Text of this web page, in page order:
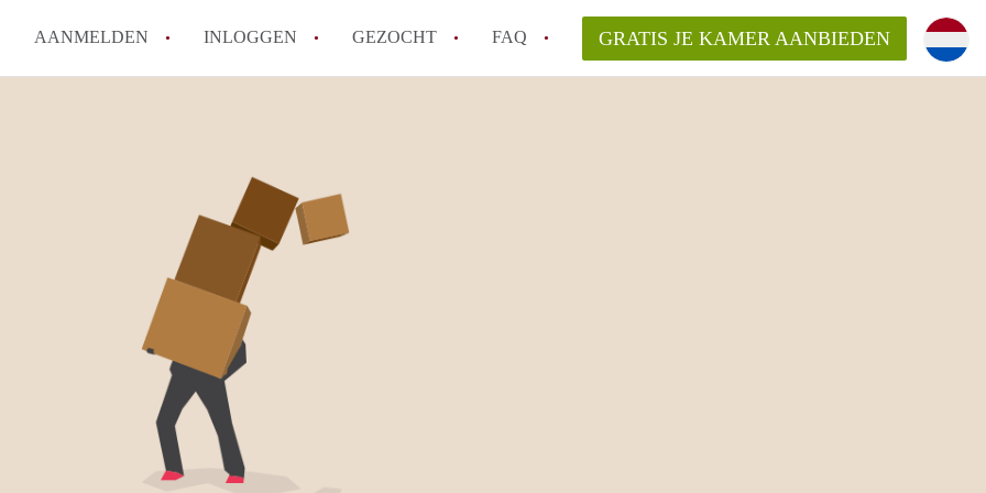
AANMELDEN INLOGGEN GEZOCHT FAQ
Berekent Kamer-Delft makelaarsvergoeding/bemiddelingsvergoeding?
Is KamerDelft verantwoordelijk voor de aangeboden Kamer / Kamers in
GRATIS JE KAMER AANBIEDEN